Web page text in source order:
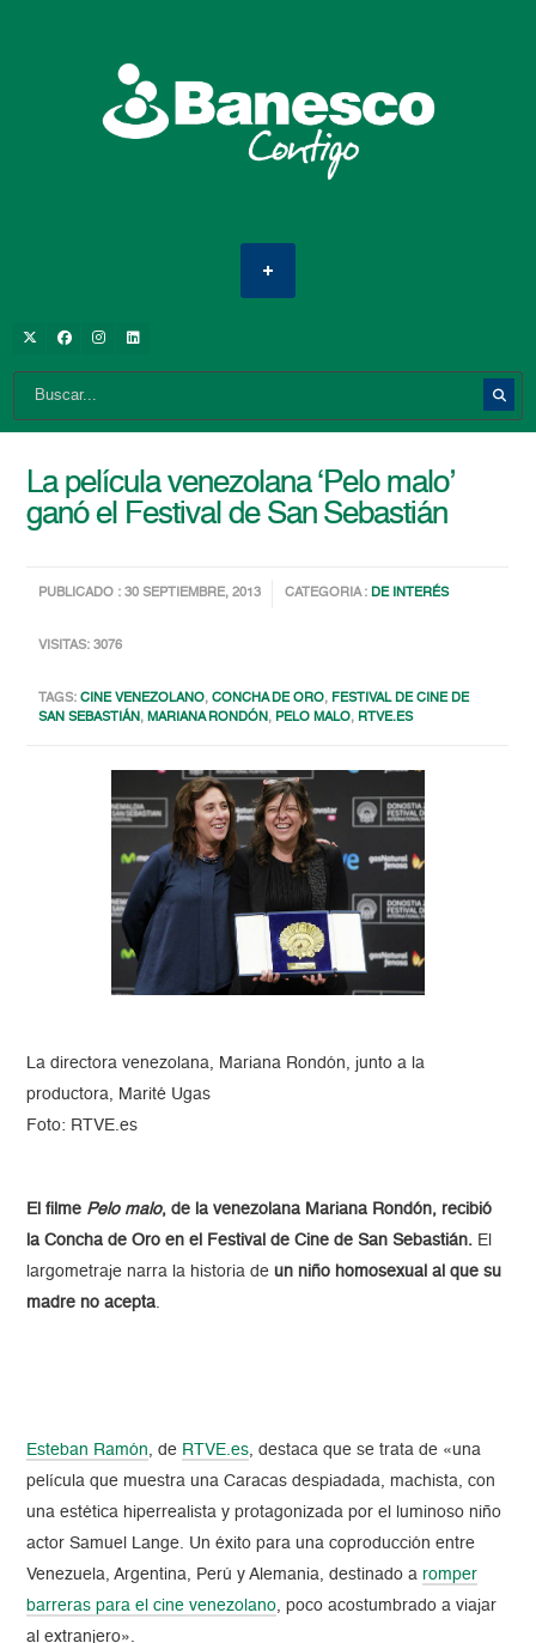
La película venezolana ‘Pelo malo’
ganó el Festival de San Sebastián
PUBLICADO : 30 SEPTIEMBRE, 2013 CATEGORIA :DE INTERÉS
VISITAS: 3076
TAGS:CINE VENEZOLANO,CONCHA DE ORO, FESTIVAL DE CINE DE
SAN SEBASTIÁN,MARIANA RONDÓN, PELO MALO, RTVE.ES
La directora venezolana, Mariana Rondón, junto a la
productora, Marité Ugas
Foto: RTVE.es
El filme Pelo malo, de la venezolana Mariana Rondón, recibió
la Concha de Oro en el Festival de Cine de San Sebastián. El
largometraje narra la historia deun niño homosexual al que su
madre no acepta
Esteban Ramón , de RTVE.es , destaca que se trata de «una
película que muestra una Caracas despiadada, machista, con
una estética hiperrealista y protagonizada por el luminoso niño
actor Samuel Lange. Un éxito para una coproducción entre
Venezuela, Argentina, Perú y Alemania, destinado a romper
barreras para el cine venezolano , poco acostumbrado a viajar
al extranjero».